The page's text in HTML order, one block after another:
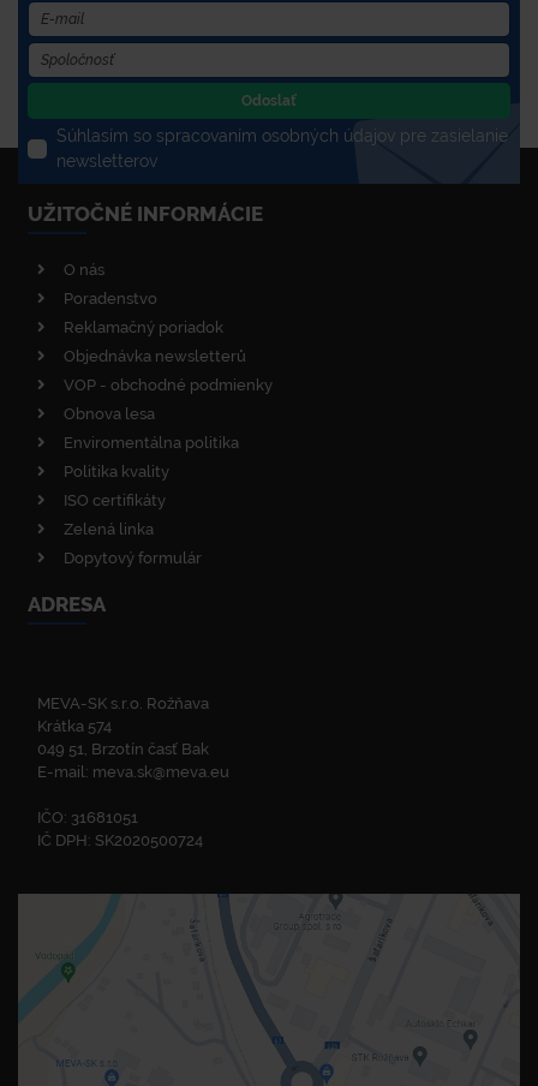
Odoslať
Súhlasím so spracovaním osobných údajov pre zasielanie
newsletterov
UŽITOČNÉ INFORMÁCIE
O nás
Poradenstvo
Reklamačný poriadok
Objednávka newsletterů
VOP - obchodné podmienky
Obnova lesa
Enviromentálna politika
Politika kvality
ISO certifikáty
Zelená linka
Dopytový formulár
ADRESA
MEVA-SK s.r.o. Rožňava
Krátka 574
049 51, Brzotín časť Bak
E-mail: meva.sk@meva.eu
IČO: 31681051
IČ DPH: SK2020500724